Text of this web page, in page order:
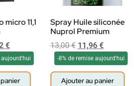
11,1
€
aujourd'hui
Spray Huile siliconée
Nuprol Premium
13,00€ 11,96 €
-8% de remise aujourd'hui
Ajouter au panier